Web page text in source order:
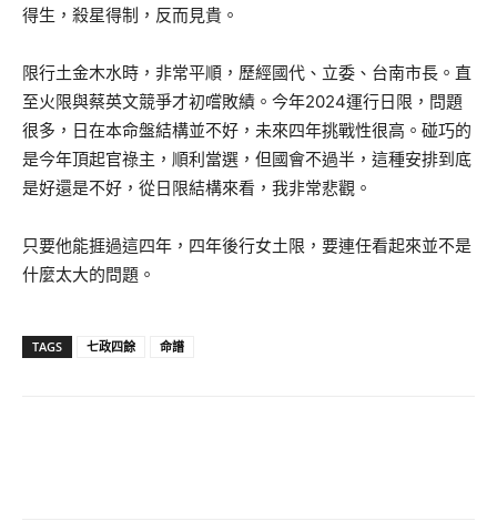
得生，殺星得制，反而見貴。
限行土金木水時，非常平順，歷經國代、立委、台南市長。直
至火限與蔡英文競爭才初嚐敗績。今年2024運行日限，問題
很多，日在本命盤結構並不好，未來四年挑戰性很高。碰巧的
是今年頂起官祿主，順利當選，但國會不過半，這種安排到底
是好還是不好，從日限結構來看，我非常悲觀。
只要他能捱過這四年，四年後行女土限，要連任看起來並不是
什麼太大的問題。
TAGS 七政四餘 命譜